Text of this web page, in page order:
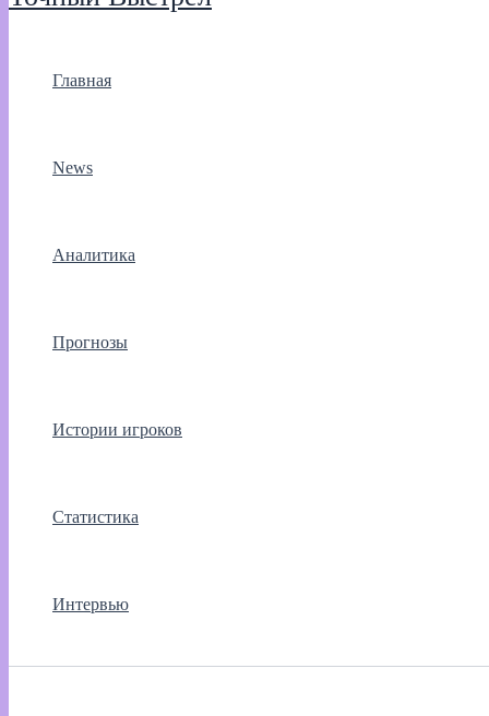
Главная
News
Аналитика
Прогнозы
Истории игроков
Статистика
Интервью